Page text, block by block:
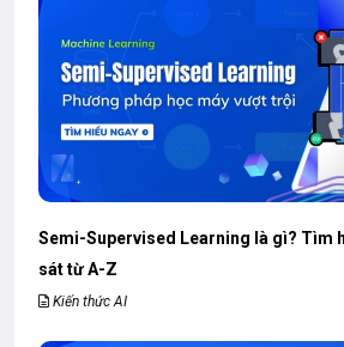
Semi-Supervised Learning là gì? Tìm
sát từ A-Z
Kiến thức AI